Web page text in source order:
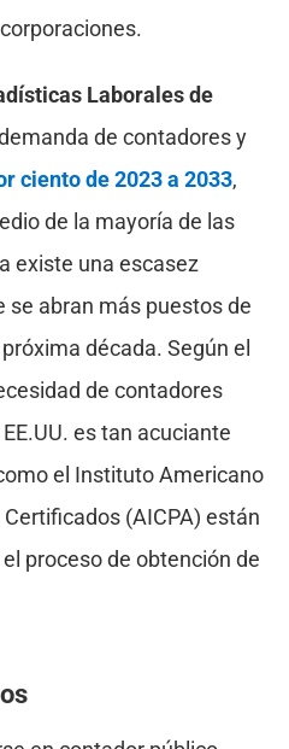
Laborales de
de contadores y
ciento de 2023 a 2033,
de la mayoría de las
existe una escasez
se abran más puestos de
década. Según el
de contadores
es tan acuciante
el Instituto Americano
(AICPA) están
proceso de obtención de